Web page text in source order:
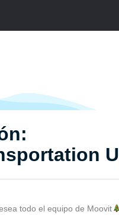
todo el equipo de Moovit